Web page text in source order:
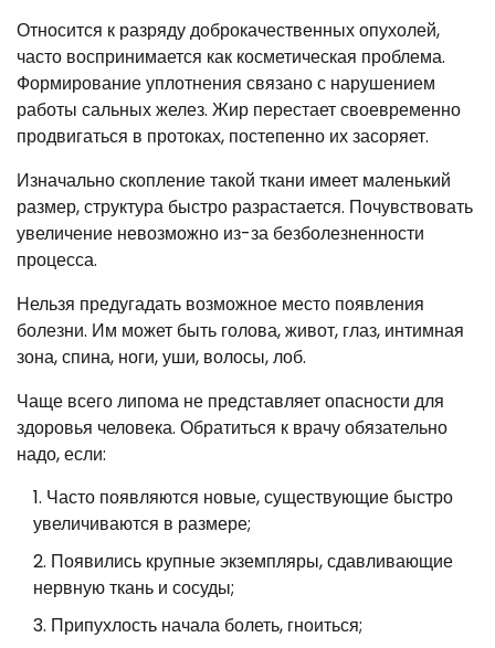
Относится к разряду доброкачественных опухолей,
часто воспринимается как косметическая проблема.
Формирование уплотнения связано с нарушением
работы сальных желез. Жир перестает своевременно
продвигаться в протоках, постепенно их засоряет.
Изначально скопление такой ткани имеет маленький
размер, структура быстро разрастается. Почувствовать
увеличение невозможно из-за безболезненности
процесса.
Нельзя предугадать возможное место появления
болезни. Им может быть голова, живот, глаз, интимная
зона, спина, ноги, уши, волосы, лоб.
Чаще всего липома не представляет опасности для
здоровья человека. Обратиться к врачу обязательно
надо, если:
Часто появляются новые, существующие быстро
увеличиваются в размере;
Появились крупные экземпляры, сдавливающие
нервную ткань и сосуды;
Припухлость начала болеть, гноиться;